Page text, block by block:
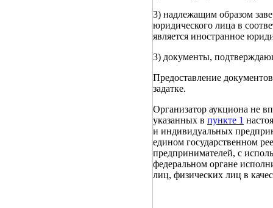
3) надлежащим образом
юридического лица в
является иностранное
3) документы,
Предоставление
задатке.
Организатор аукциона не
указанных в пункте 1
и индивидуальных
едином государственном
предпринимателей, с
федеральном органе
лиц, физических лиц в